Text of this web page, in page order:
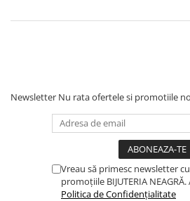
Newsletter Nu rata ofertele si promotiile
Vreau să primesc newsletter
promoțiile BIJUTERIA
Politica de Confidențialitate